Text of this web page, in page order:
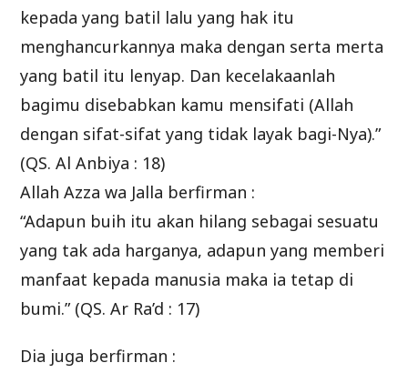
kepada yang batil lalu yang hak itu
menghancurkannya maka dengan serta merta
yang batil itu lenyap. Dan kecelakaanlah
bagimu disebabkan kamu mensifati (Allah
dengan sifat-sifat yang tidak layak bagi-Nya).”
(QS. Al Anbiya : 18)
Allah Azza wa Jalla berfirman :
“Adapun buih itu akan hilang sebagai sesuatu
yang tak ada harganya, adapun yang memberi
manfaat kepada manusia maka ia tetap di
bumi.” (QS. Ar Ra’d : 17)
Dia juga berfirman :